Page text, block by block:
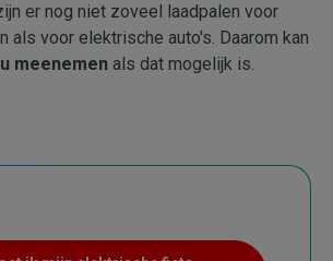
er nog niet zoveel laadpalen voor
als voor elektrische auto's. Daarom kan
meenemen als dat mogelijk is.